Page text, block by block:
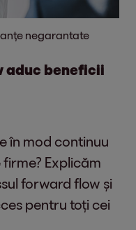
negarantate
aduc beneficii
în mod continuu
Explicăm
forward flow și
pentru toți cei